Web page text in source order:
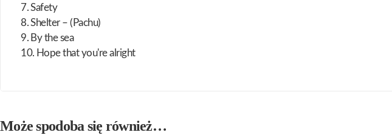
7. Safety
8. Shelter – (Pachu)
9. By the sea
10. Hope that you're alright
Może spodoba się również…